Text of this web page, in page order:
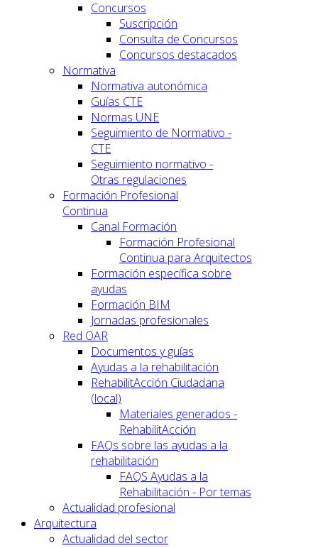
Concursos
Suscripción
Consulta de Concursos
Concursos destacados
Normativa
Normativa autonómica
Guías CTE
Normas UNE
Seguimiento de Normativo -
CTE
Seguimiento normativo -
Otras regulaciones
Formación Profesional
Continua
Canal Formación
Formación Profesional
Continua para Arquitectos
Formación específica sobre
ayudas
Formación BIM
Jornadas profesionales
Red OAR
Documentos y guías
Ayudas a la rehabilitación
RehabilitAcción Ciudadana
(local)
Materiales generados -
RehabilitAcción
FAQs sobre las ayudas a la
rehabilitación
FAQS Ayudas a la
Rehabilitación - Por temas
Actualidad profesional
Arquitectura
Actualidad del sector